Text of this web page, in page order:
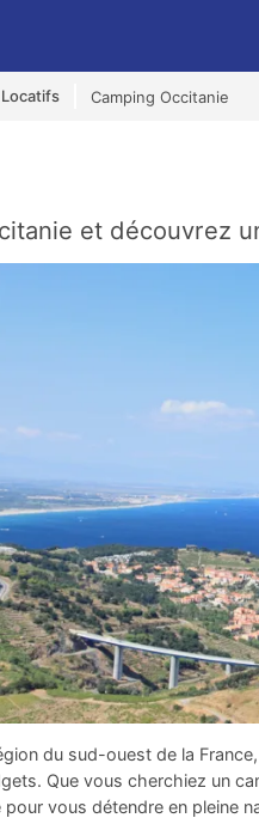
Camping Occitanie
et découvrez
du sud-ouest de la
Que vous cherchiez un
vous détendre en pleine